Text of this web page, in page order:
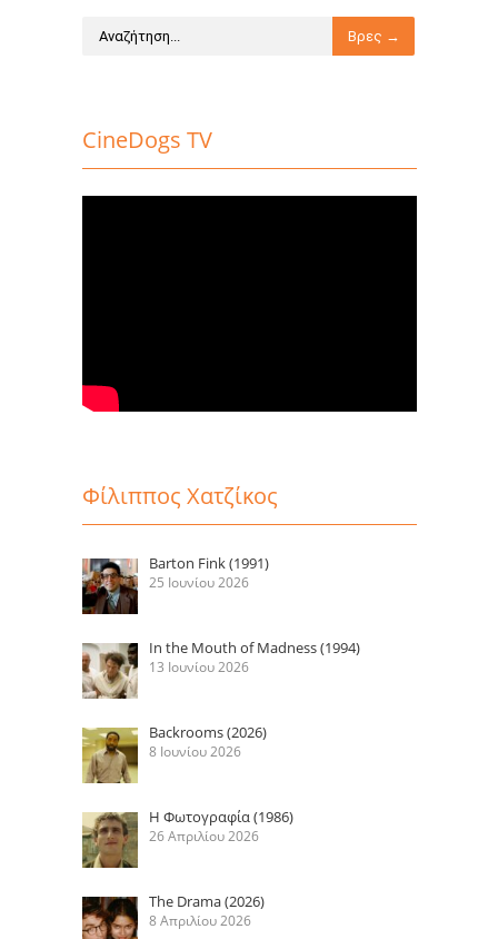
CineDogs TV
Φίλιππος Χατζίκος
Barton Fink (1991)
25 Ιουνίου 2026
In the Mouth of Madness (1994)
13 Ιουνίου 2026
Backrooms (2026)
8 Ιουνίου 2026
Η Φωτογραφία (1986)
26 Απριλίου 2026
The Drama (2026)
8 Απριλίου 2026